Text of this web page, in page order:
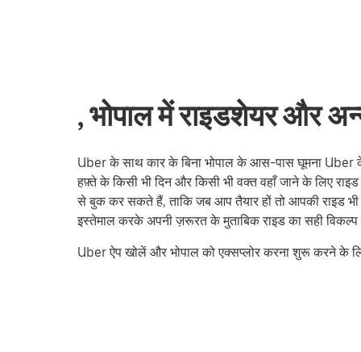
, भोपाल में राइडशेयर और
Uber के साथ कार के बिना भोपाल के आस-पास घूमना
हफ़्ते के किसी भी दिन और किसी भी वक्त वहाँ जाने के लिए
से बुक कर सकते हैं, ताकि जब आप तैयार हों तो आपकी राइड
इस्तेमाल करके अपनी ज़रूरत के मुताबिक राइड का सही
Uber ऐप खोलें और भोपाल को एक्सप्लोर करना शुरू करने के